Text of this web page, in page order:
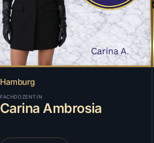
Hamburg
FACHDOZENTIN
Carina Ambrosia